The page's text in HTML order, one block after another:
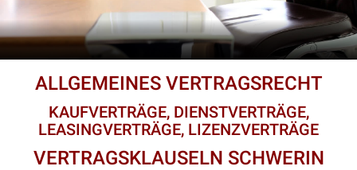
ALLGEMEINES VERTRAGSRECHT
KAUFVERTRÄGE, DIENSTVERTRÄGE,
LEASINGVERTRÄGE, LIZENZVERTRÄGE
VERTRAGSKLAUSELN SCHWERIN